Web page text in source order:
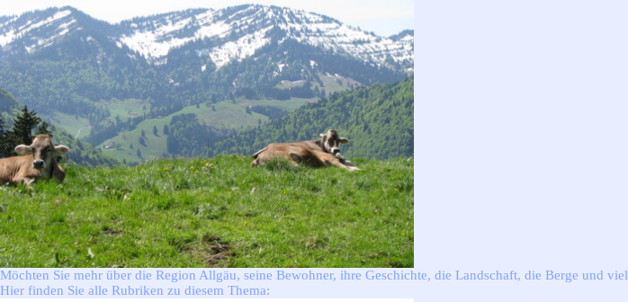
Aus dem Allgäu
Wetter im Allgäu▼
Wetter im Allgäu
Die Allgäuseiten
▼
Die Allgäuseiten
Impressum
Datenschutzerklärung
Stichwortverzeichnis
Netzwerk
Linkpartner
Unterstützung
Suchen
Möchten Sie mehr über die Region Allgäu, seine Bewohner, ihre Geschichte, die Landschaft, die Berge und
Hier finden Sie alle Rubriken zu diesem Thema: